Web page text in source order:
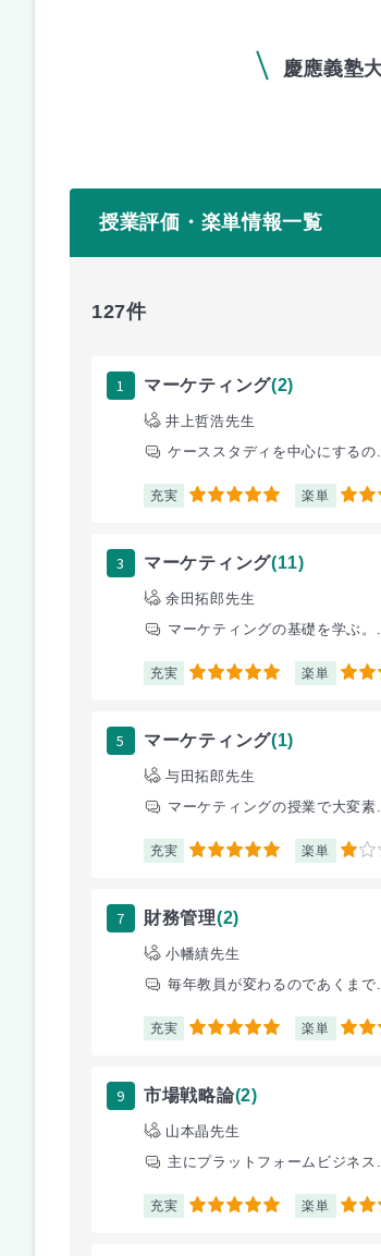
慶應義塾
授業評価・楽単情報一覧
127件
1 マーケティング(2)
井上哲浩先生
ケーススタディを中心にするの
充実 5 楽単 4.5
3 マーケティング(11)
余田拓郎先生
マーケティングの基礎を学ぶ。
充実 5 楽単 3
5 マーケティング(1)
与田拓郎先生
マーケティングの授業で大変素
充実 5 楽単 1
7 財務管理(2)
小幡績先生
毎年教員が変わるのであくまで
充実 5 楽単 4
9 市場戦略論(2)
山本晶先生
主にプラットフォームビジネス
充実 5 楽単 3